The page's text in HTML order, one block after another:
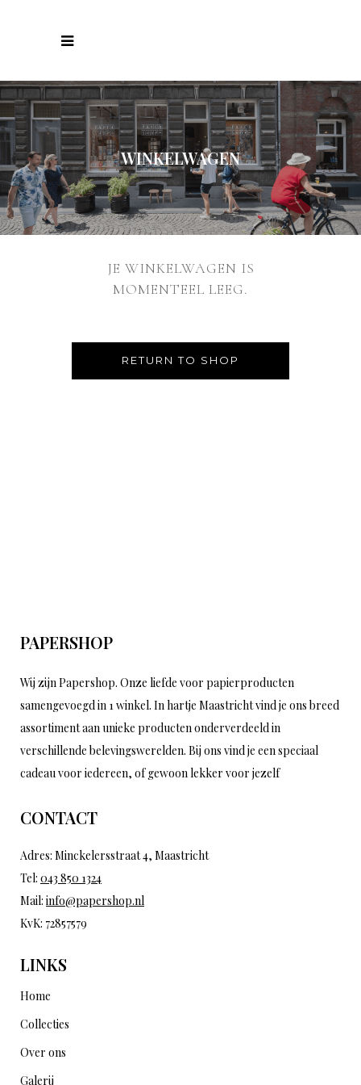
WINKELWAGEN
JE WINKELWAGEN IS
MOMENTEEL LEEG.
RETURN TO SHOP
PAPERSHOP
Wij zijn Papershop. Onze liefde voor papierproducten
samengevoegd in 1 winkel. In hartje Maastricht vind je ons breed
assortiment aan unieke producten onderverdeeld in
verschillende belevingswerelden. Bij ons vind je een speciaal
cadeau voor iedereen, of gewoon lekker voor jezelf
CONTACT
Adres: Minckelersstraat 4, Maastricht
Tel: 043 850 1324
Mail: info@papershop.nl
KvK: 72857579
LINKS
Home
Collecties
Over ons
Galerij